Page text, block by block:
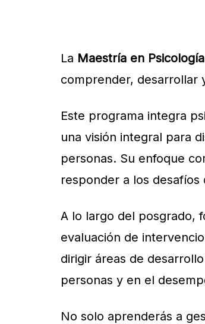
La Maestría en
comprender, desarrollar
Este programa integra
una visión integral para
personas. Su enfoque
responder a los
A lo largo del posgrado,
evaluación de
dirigir áreas de
personas y en el
No solo aprenderás a